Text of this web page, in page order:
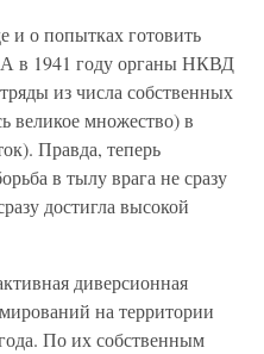
и о попытках готовить
А в 1941 году органы НКВД
из числа собственных
великое множество) в
Правда, теперь
в тылу врага не сразу
достигла высокой
диверсионная
на территории
По их собственным